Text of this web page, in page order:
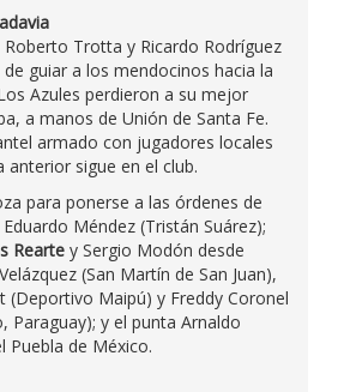
Roberto Trotta y Ricardo Rodríguez
guiar a los mendocinos hacia la
Azules perdieron a su mejor
a manos de Unión de Santa Fe.
armado con jugadores locales
sigue en el club.
para ponerse a las órdenes de
Méndez (Tristán Suárez);
Rearte y Sergio Modón desde
(San Martín de San Juan),
(Deportivo Maipú) y Freddy Coronel
Paraguay); y el punta Arnaldo
Puebla de México.